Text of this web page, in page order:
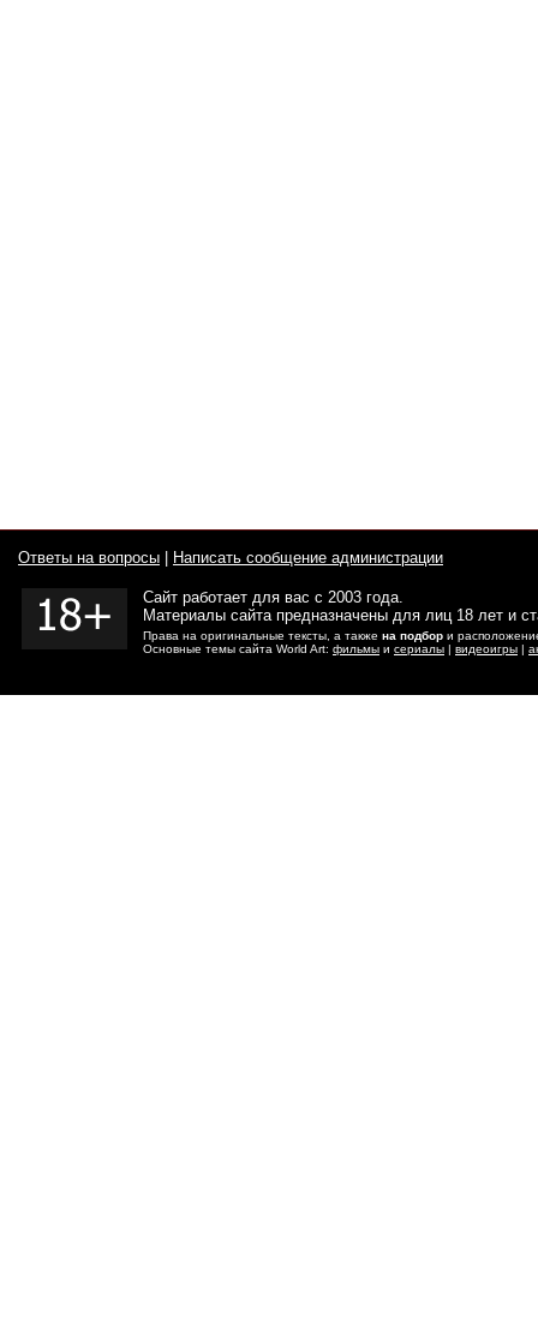
Ответы на вопросы Написать сообщение администрации
Сайт работает для вас с 2003 года.
Материалы сайта предназначены для лиц 18 лет и
Права на оригинальные тексты, а также на подбор и
Основные темы сайта World Art: фильмы и сериалы | видеоигры |